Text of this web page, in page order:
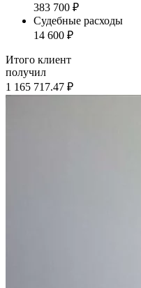
383 700 ₽
Судебные расходы
14 600 ₽
Итого клиент
получил
1 165 717.47 ₽
Наша судебная